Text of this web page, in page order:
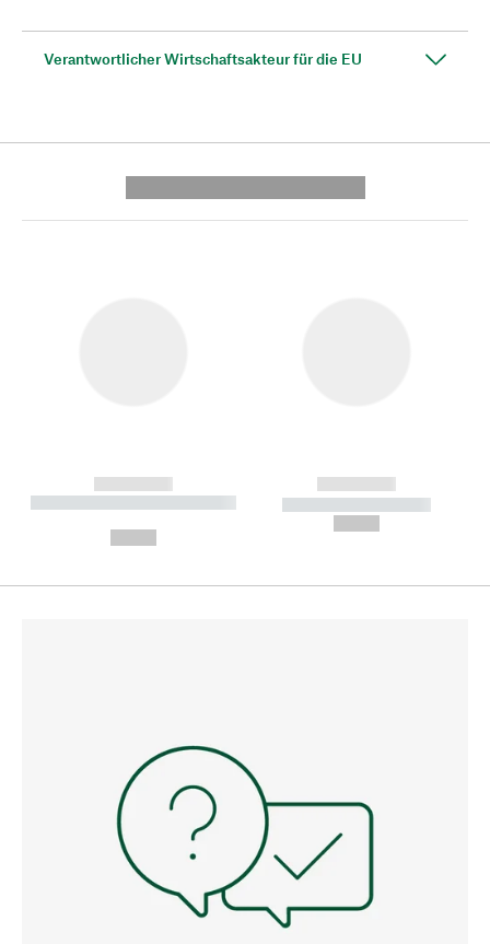
Verantwortlicher Wirtschaftsakteur für die EU
------------
----------- ----------- --------
------------
----------- -----------